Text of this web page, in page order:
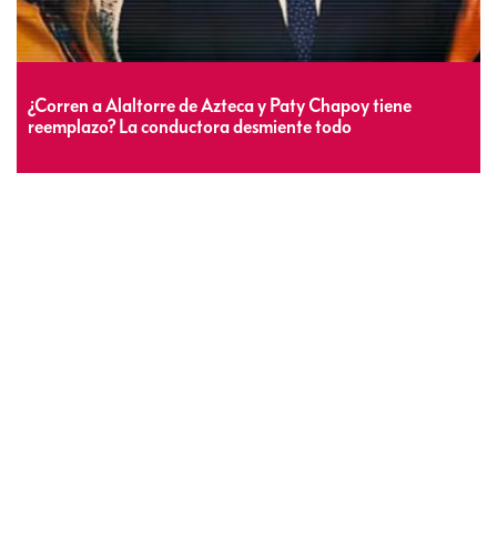
¿Corren a Alaltorre de Azteca y Paty Chapoy tiene
reemplazo? La conductora desmiente todo